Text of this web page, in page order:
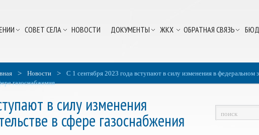
СОВЕТ СЕЛА НОВОСТИ ДОКУМЕНТЫ ЖКХ ОБРАТНАЯ СВЯЗЬ
> Новости >
С 1 сентября 2023 года вступают в силу изменения в федеральном
газоснабжения
в силу изменения
в сфере газоснабжения